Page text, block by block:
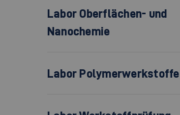
Labor Oberflächen- und
Nanochemie
Labor Polymerwerkstoffe